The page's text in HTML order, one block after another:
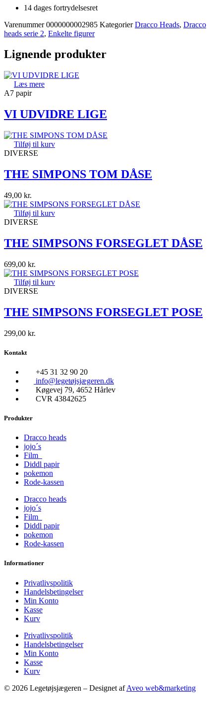
14 dages fortrydelsesret
Varenummer0000000002985 Kategorier Dracco Heads, Dracco
heads serie 2, Enkelte figurer
Lignende produkter
Læs mere
A7 papir
VI UDVIDRE LIGE
Tilføj til kurv
DIVERSE
THE SIMPONS TOM DÅSE
49,00 kr.
Tilføj til kurv
DIVERSE
THE SIMPSONS FORSEGLET DÅSE
699,00 kr.
Tilføj til kurv
DIVERSE
THE SIMPSONS FORSEGLET POSE
299,00 kr.
Kontakt
+45 31 32 90 20
info@legetøjsjægeren.dk
Køgevej 79, 4652 Hårlev
CVR 43842625
Produkter
Dracco heads
jojo´s
Film
Diddl papir
pokemon
Rode-kassen
Dracco heads
jojo´s
Film
Diddl papir
pokemon
Rode-kassen
Informationer
Privatlivspolitik
Handelsbetingelser
Min Konto
Kasse
Kurv
Privatlivspolitik
Handelsbetingelser
Min Konto
Kasse
Kurv
© 2026 Legetøjsjægeren – Designet afAveo web&marketing